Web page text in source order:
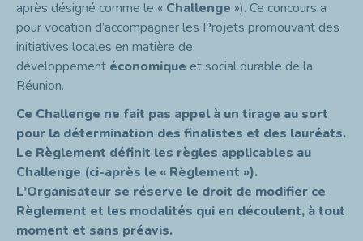
après désigné comme le « Challenge »). Ce concours a
pour vocation d’accompagner les Projets promouvant des
initiatives locales en matière de
développement économique et social durable de la
Réunion.
Ce Challenge ne fait pas appel à un tirage au sort
pour la détermination des finalistes et des lauréats.
Le Règlement définit les règles applicables au
Challenge (ci-après le « Règlement »).
L’Organisateur se réserve le droit de modifier ce
Règlement et les modalités qui en découlent, à tout
moment et sans préavis.